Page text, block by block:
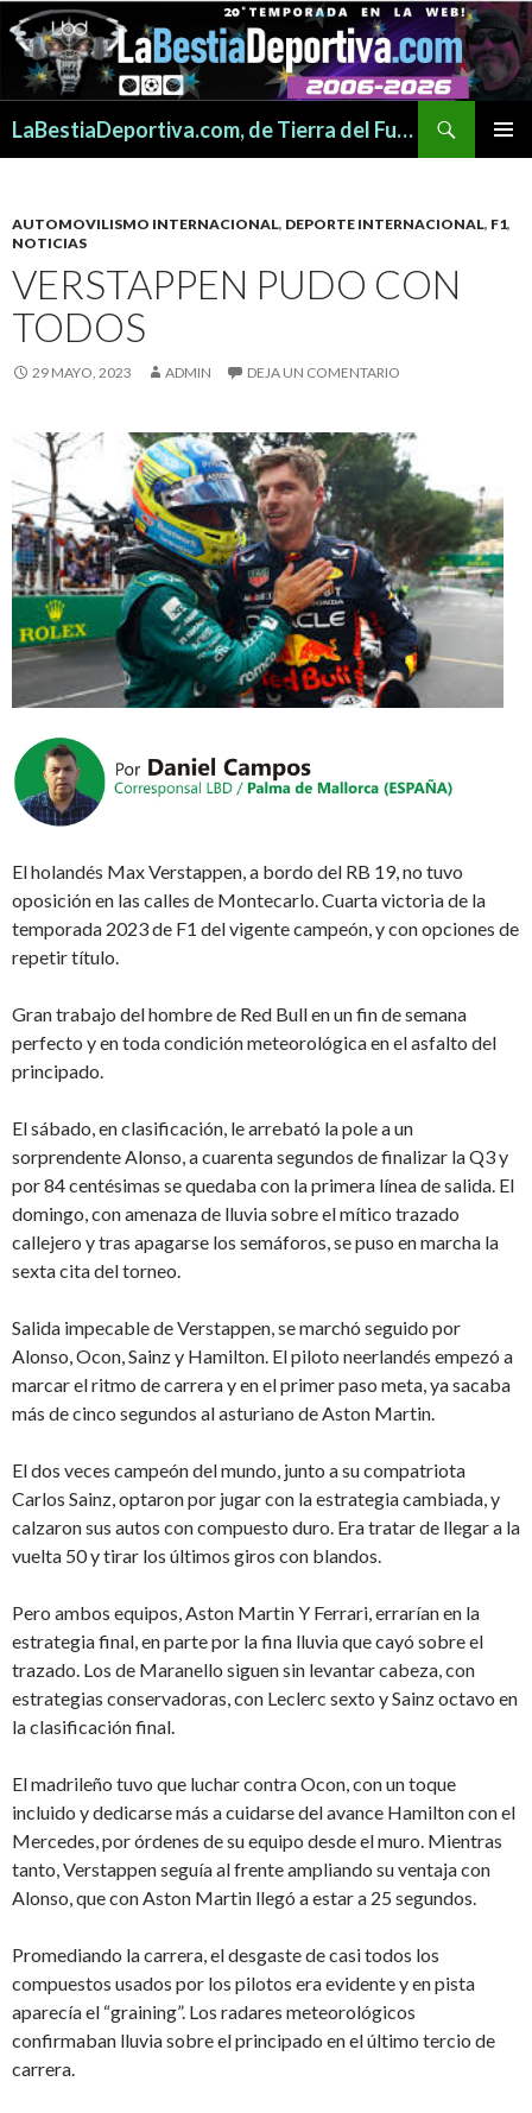
LaBestiaDeportiva.com, de Tierra del Fuego para todo el mundo
AUTOMOVILISMO INTERNACIONAL, DEPORTE INTERNACIONAL, F1,
NOTICIAS
VERSTAPPEN PUDO CON
TODOS
29 MAYO, 2023 ADMIN DEJA UN COMENTARIO
El holandés Max Verstappen, a bordo del RB 19, no tuvo
oposición en las calles de Montecarlo. Cuarta victoria de la
temporada 2023 de F1 del vigente campeón, y con opciones de
repetir título.
Gran trabajo del hombre de Red Bull en un fin de semana
perfecto y en toda condición meteorológica en el asfalto del
principado.
El sábado, en clasificación, le arrebató la pole a un
sorprendente Alonso, a cuarenta segundos de finalizar la Q3 y
por 84 centésimas se quedaba con la primera línea de salida. El
domingo, con amenaza de lluvia sobre el mítico trazado
callejero y tras apagarse los semáforos, se puso en marcha la
sexta cita del torneo.
Salida impecable de Verstappen, se marchó seguido por
Alonso, Ocon, Sainz y Hamilton. El piloto neerlandés empezó a
marcar el ritmo de carrera y en el primer paso meta, ya sacaba
más de cinco segundos al asturiano de Aston Martin.
El dos veces campeón del mundo, junto a su compatriota
Carlos Sainz, optaron por jugar con la estrategia cambiada, y
calzaron sus autos con compuesto duro. Era tratar de llegar a la
vuelta 50 y tirar los últimos giros con blandos.
Pero ambos equipos, Aston Martin Y Ferrari, errarían en la
estrategia final, en parte por la fina lluvia que cayó sobre el
trazado. Los de Maranello siguen sin levantar cabeza, con
estrategias conservadoras, con Leclerc sexto y Sainz octavo en
la clasificación final.
El madrileño tuvo que luchar contra Ocon, con un toque
incluido y dedicarse más a cuidarse del avance Hamilton con el
Mercedes, por órdenes de su equipo desde el muro. Mientras
tanto, Verstappen seguía al frente ampliando su ventaja con
Alonso, que con Aston Martin llegó a estar a 25 segundos.
Promediando la carrera, el desgaste de casi todos los
compuestos usados por los pilotos era evidente y en pista
aparecía el “graining”. Los radares meteorológicos
confirmaban lluvia sobre el principado en el último tercio de
carrera.